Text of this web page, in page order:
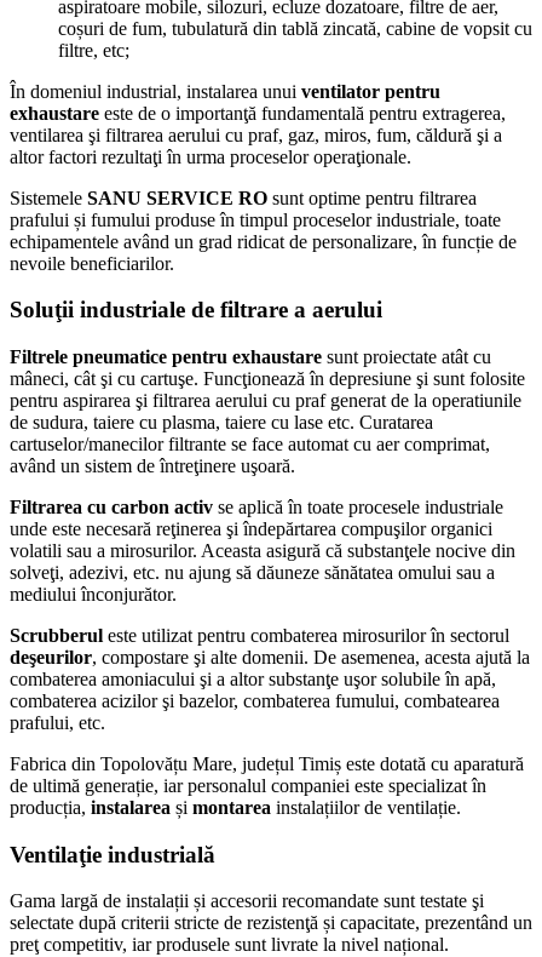
aspiratoare mobile, silozuri, ecluze dozatoare, filtre de aer,
coșuri de fum, tubulatură din tablă zincată, cabine de vopsit cu
filtre, etc;
În domeniul industrial, instalarea unui ventilator pentru
exhaustare este de o importanţă fundamentală pentru extragerea,
ventilarea şi filtrarea aerului cu praf, gaz, miros, fum, căldură şi a
altor factori rezultaţi în urma proceselor operaţionale.
Sistemele SANU SERVICE RO sunt optime pentru filtrarea
prafului și fumului produse în timpul proceselor industriale, toate
echipamentele având un grad ridicat de personalizare, în funcție de
nevoile beneficiarilor.
Soluţii industriale de filtrare a aerului
Filtrele pneumatice pentru exhaustare sunt proiectate atât cu
mâneci, cât şi cu cartuşe. Funcţionează în depresiune şi sunt folosite
pentru aspirarea şi filtrarea aerului cu praf generat de la operatiunile
de sudura, taiere cu plasma, taiere cu lase etc. Curatarea
cartuselor/manecilor filtrante se face automat cu aer comprimat,
având un sistem de întreţinere uşoară.
Filtrarea cu carbon activ se aplică în toate procesele industriale
unde este necesară reţinerea şi îndepărtarea compuşilor organici
volatili sau a mirosurilor. Aceasta asigură că substanţele nocive din
solveţi, adezivi, etc. nu ajung să dăuneze sănătatea omului sau a
mediului înconjurător.
Scrubberul este utilizat pentru combaterea mirosurilor în sectorul
deşeurilor, compostare şi alte domenii. De asemenea, acesta ajută la
combaterea amoniacului şi a altor substanţe uşor solubile în apă,
combaterea acizilor şi bazelor, combaterea fumului, combatearea
prafului, etc.
Fabrica din Topolovățu Mare, județul Timiș este dotată cu aparatură
de ultimă generație, iar personalul companiei este specializat în
producția, instalarea și montarea instalațiilor de ventilație.
Ventilaţie industrială
Gama largă de instalații și accesorii recomandate sunt testate şi
selectate după criterii stricte de rezistenţă și capacitate, prezentând un
preţ competitiv, iar produsele sunt livrate la nivel național.